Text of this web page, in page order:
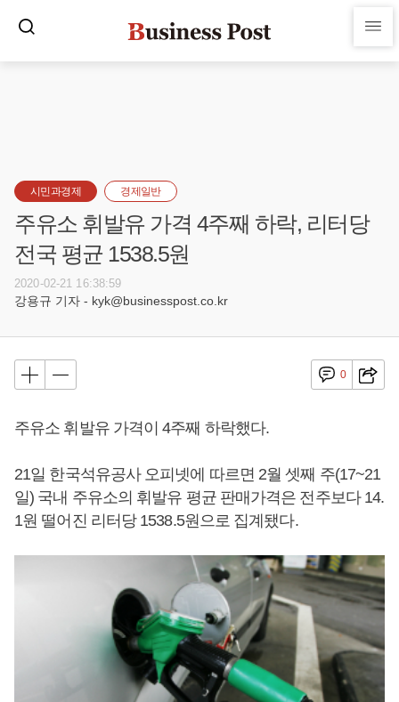
시민과경제 경제일반
주유소 휘발유 가격 4주째 하락, 리터당
전국 평균 1538.5원
2020-02-21 16:38:59
강용규 기자 - kyk@businesspost.co.kr
0
주유소 휘발유 가격이 4주째 하락했다.
21일 한국석유공사 오피넷에 따르면 2월 셋째 주(17~21
일) 국내 주유소의 휘발유 평균 판매가격은 전주보다 14.
1원 떨어진 리터당 1538.5원으로 집계됐다.